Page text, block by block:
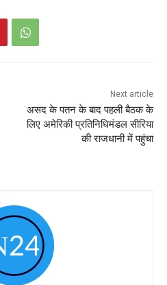
Next article
असद के पतन के बाद पहली बैठक के
लिए अमेरिकी प्रतिनिधिमंडल सीरिया
की राजधानी में पहुंचा